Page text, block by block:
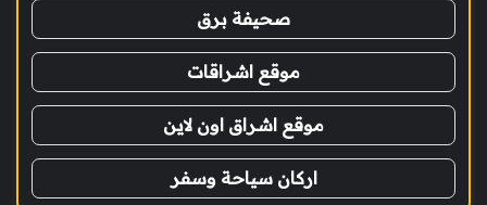
صحيفة برق
موقع اشراقات
موقع اشراق اون لاين
اركان سياحة وسفر